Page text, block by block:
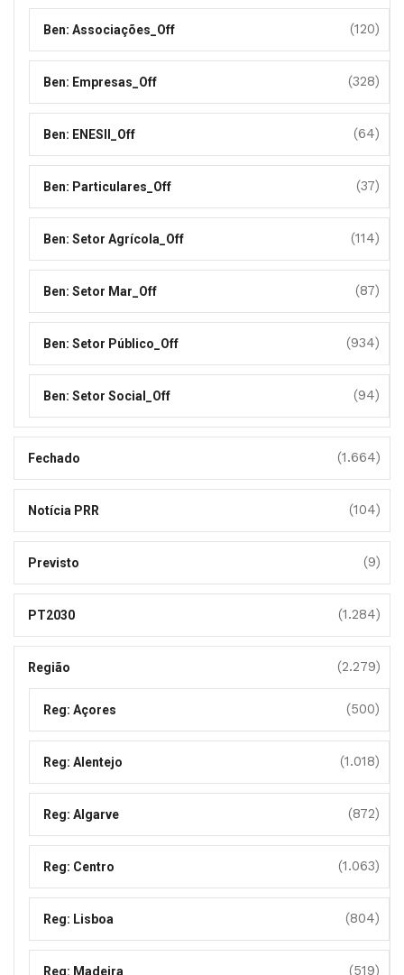
Ben: Associações_Off (120)
Ben: Empresas_Off (328)
Ben: ENESII_Off (64)
Ben: Particulares_Off (37)
Ben: Setor Agrícola_Off (114)
Ben: Setor Mar_Off (87)
Ben: Setor Público_Off (934)
Ben: Setor Social_Off (94)
Fechado (1.664)
Notícia PRR (104)
Previsto (9)
PT2030 (1.284)
Região (2.279)
Reg: Açores (500)
Reg: Alentejo (1.018)
Reg: Algarve (872)
Reg: Centro (1.063)
Reg: Lisboa (804)
Reg: Madeira (519)